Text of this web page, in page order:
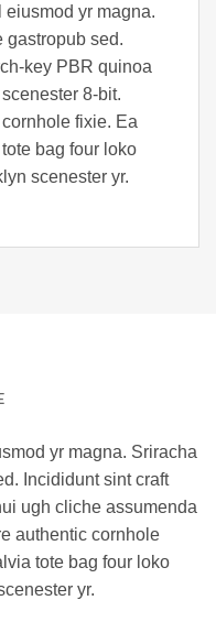
eiusmod yr magna.
gastropub sed.
key PBR quinoa
8-bit.
fixie. Ea
bag four loko
scenester yr.
yr magna. Sriracha
Incididunt sint craft
ugh cliche assumenda
authentic cornhole
tote bag four loko
yr.